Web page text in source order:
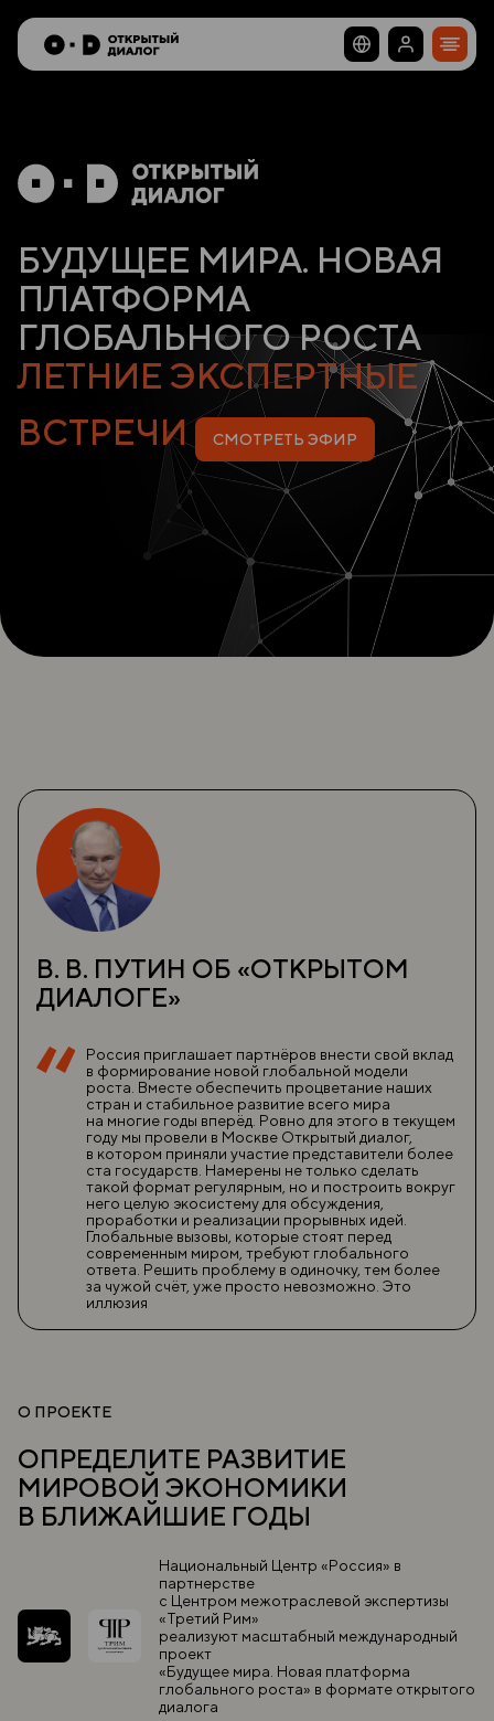
БУДУЩЕЕ МИРА. НОВАЯ
ПЛАТФОРМА
ГЛОБАЛЬНОГО РОСТА
ЛЕТНИЕ ЭКСПЕРТНЫЕ
ВСТРЕЧИ
СМОТРЕТЬ ЭФИР
В. В. ПУТИН ОБ «ОТКРЫТОМ
ДИАЛОГЕ»
Россия приглашает партнёров внести свой вклад
в формирование новой глобальной модели
роста. Вместе обеспечить процветание наших
стран и стабильное развитие всего мира
на многие годы вперёд. Ровно для этого в текущем
году мы провели в Москве Открытый диалог,
в котором приняли участие представители более
ста государств. Намерены не только сделать
такой формат регулярным, но и построить вокруг
него целую экосистему для обсуждения,
проработки и реализации прорывных идей.
Глобальные вызовы, которые стоят перед
современным миром, требуют глобального
ответа. Решить проблему в одиночку, тем более
за чужой счёт, уже просто невозможно. Это
иллюзия
О ПРОЕКТЕ
ОПРЕДЕЛИТЕ РАЗВИТИЕ
МИРОВОЙ ЭКОНОМИКИ
В БЛИЖАЙШИЕ ГОДЫ
Национальный Центр «Россия» в
партнерстве
с Центром межотраслевой экспертизы
«Третий Рим»
реализуют масштабный международный
проект
«Будущее мира. Новая платформа
глобального роста» в формате открытого
диалога